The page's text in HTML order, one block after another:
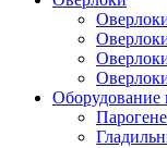
Оборудование